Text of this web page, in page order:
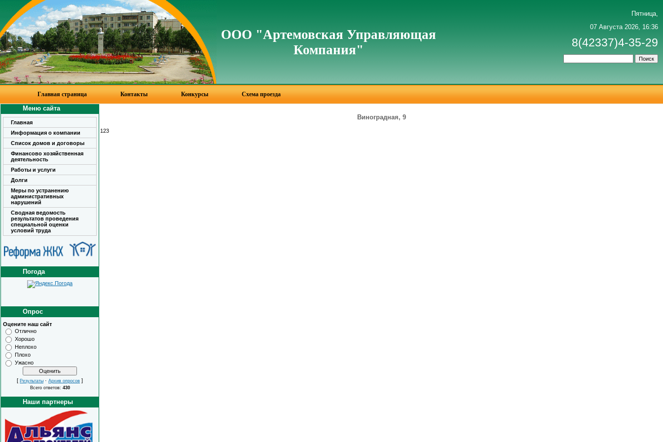
ООО "Артемовская Управляющая
Компания"
Пятница,
07 Августа 2026, 16:36
8(42337)4-35-29
Главная страница Контакты Конкурсы Схема проезда
Меню сайта
Главная
Информация о компании
Список домов и договоры
Финансово хозяйственная
деятельность
Работы и услуги
Долги
Меры по устранению
административных
нарушений
Сводная ведомость
результатов проведения
специальной оценки
условий труда
Погода
Опрос
Оцените наш сайт
Отлично
Хорошо
Неплохо
Плохо
Ужасно
[ Результаты · Архив опросов ]
Всего ответов: 430
Наши партнеры
Виноградная, 9
123